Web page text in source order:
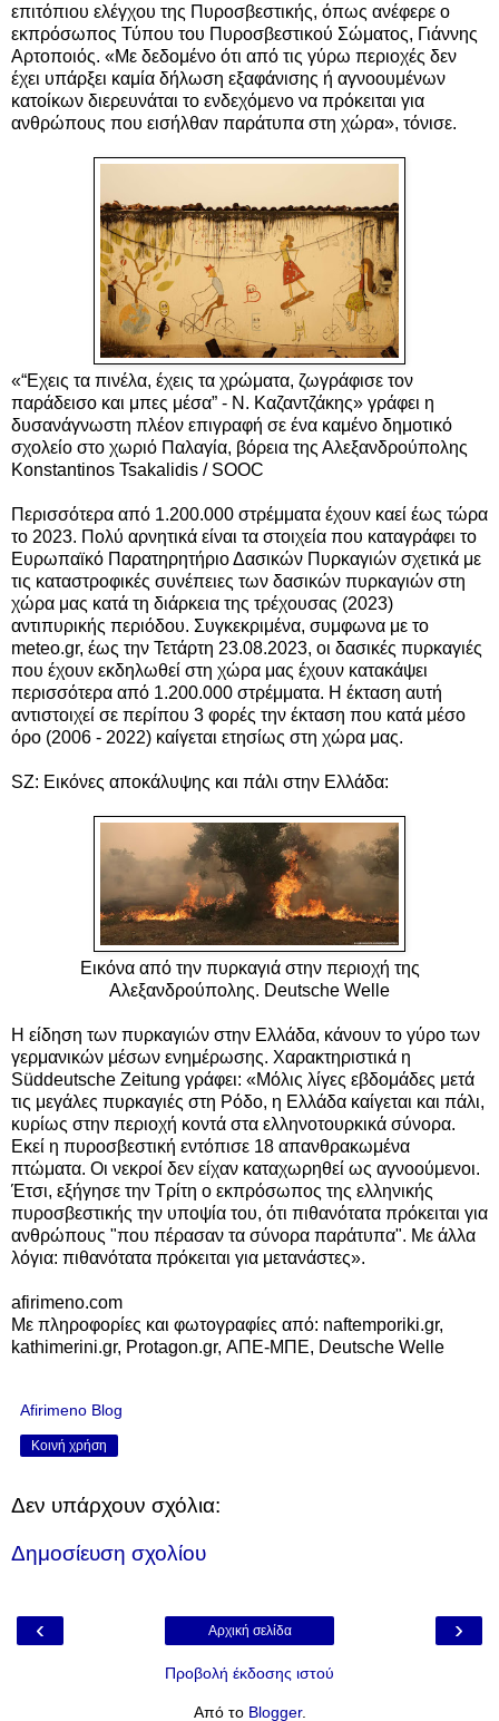
επιτόπιου ελέγχου της Πυροσβεστικής, όπως ανέφερε ο
εκπρόσωπος Τύπου του Πυροσβεστικού Σώματος, Γιάννης
Αρτοποιός. «Με δεδομένο ότι από τις γύρω περιοχές δεν
έχει υπάρξει καμία δήλωση εξαφάνισης ή αγνοουμένων
κατοίκων διερευνάται το ενδεχόμενο να πρόκειται για
ανθρώπους που εισήλθαν παράτυπα στη χώρα», τόνισε.
«“Εχεις τα πινέλα, έχεις τα χρώματα, ζωγράφισε τον
παράδεισο και μπες μέσα” - Ν. Καζαντζάκης» γράφει η
δυσανάγνωστη πλέον επιγραφή σε ένα καμένο δημοτικό
σχολείο στο χωριό Παλαγία, βόρεια της Αλεξανδρούπολης
Konstantinos Tsakalidis / SOOC
Περισσότερα από 1.200.000 στρέμματα έχουν καεί έως τώρα
το 2023. Πολύ αρνητικά είναι τα στοιχεία που καταγράφει το
Ευρωπαϊκό Παρατηρητήριο Δασικών Πυρκαγιών σχετικά με
τις καταστροφικές συνέπειες των δασικών πυρκαγιών στη
χώρα μας κατά τη διάρκεια της τρέχουσας (2023)
αντιπυρικής περιόδου. Συγκεκριμένα, συμφωνα με το
meteo.gr, έως την Τετάρτη 23.08.2023, οι δασικές πυρκαγιές
που έχουν εκδηλωθεί στη χώρα μας έχουν κατακάψει
περισσότερα από 1.200.000 στρέμματα. Η έκταση αυτή
αντιστοιχεί σε περίπου 3 φορές την έκταση που κατά μέσο
όρο (2006 - 2022) καίγεται ετησίως στη χώρα μας.
SZ: Εικόνες αποκάλυψης και πάλι στην Ελλάδα:
Εικόνα από την πυρκαγιά στην περιοχή της
Αλεξανδρούπολης. Deutsche Welle
Η είδηση των πυρκαγιών στην Ελλάδα, κάνουν το γύρο των
γερμανικών μέσων ενημέρωσης. Χαρακτηριστικά η
Süddeutsche Zeitung γράφει: «Μόλις λίγες εβδομάδες μετά
τις μεγάλες πυρκαγιές στη Ρόδο, η Ελλάδα καίγεται και πάλι,
κυρίως στην περιοχή κοντά στα ελληνοτουρκικά σύνορα.
Εκεί η πυροσβεστική εντόπισε 18 απανθρακωμένα
πτώματα. Οι νεκροί δεν είχαν καταχωρηθεί ως αγνοούμενοι.
Έτσι, εξήγησε την Τρίτη ο εκπρόσωπος της ελληνικής
πυροσβεστικής την υποψία του, ότι πιθανότατα πρόκειται για
ανθρώπους "που πέρασαν τα σύνορα παράτυπα". Με άλλα
λόγια: πιθανότατα πρόκειται για μετανάστες».
afirimeno.com
Με πληροφορίες και φωτογραφίες από: naftemporiki.gr,
kathimerini.gr, Protagon.gr, ΑΠΕ-ΜΠΕ, Deutsche Welle
Afirimeno Blog
Κοινή χρήση
Δεν υπάρχουν σχόλια:
Δημοσίευση σχολίου
‹ ›
Αρχική σελίδα
Προβολή έκδοσης ιστού
Από το Blogger.